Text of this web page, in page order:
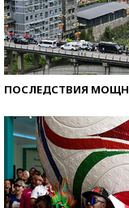
ПОСЛЕДСТВИЯ